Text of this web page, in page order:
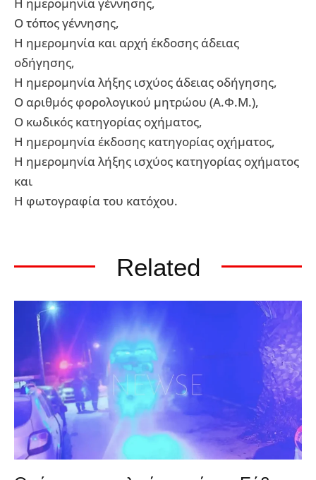
Ο τόπος γέννησης,
Η ημερομηνία και αρχή έκδοσης άδειας
οδήγησης,
Η ημερομηνία λήξης ισχύος άδειας οδήγησης,
Ο αριθμός φορολογικού μητρώου (Α.Φ.Μ.),
Ο κωδικός κατηγορίας οχήματος,
Η ημερομηνία έκδοσης κατηγορίας οχήματος,
Η ημερομηνία λήξης ισχύος κατηγορίας οχήματος
και
Η φωτογραφία του κατόχου.
Related